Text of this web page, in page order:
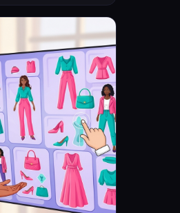
عن شات يسأل العميل اول ما